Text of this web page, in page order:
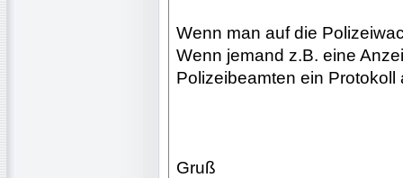
Wenn man auf die
Wenn jemand z.B. eine
Polizeibeamten ein Protokoll
Gruß